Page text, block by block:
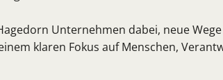
Unternehmen dabei, neue
klaren Fokus auf Menschen,